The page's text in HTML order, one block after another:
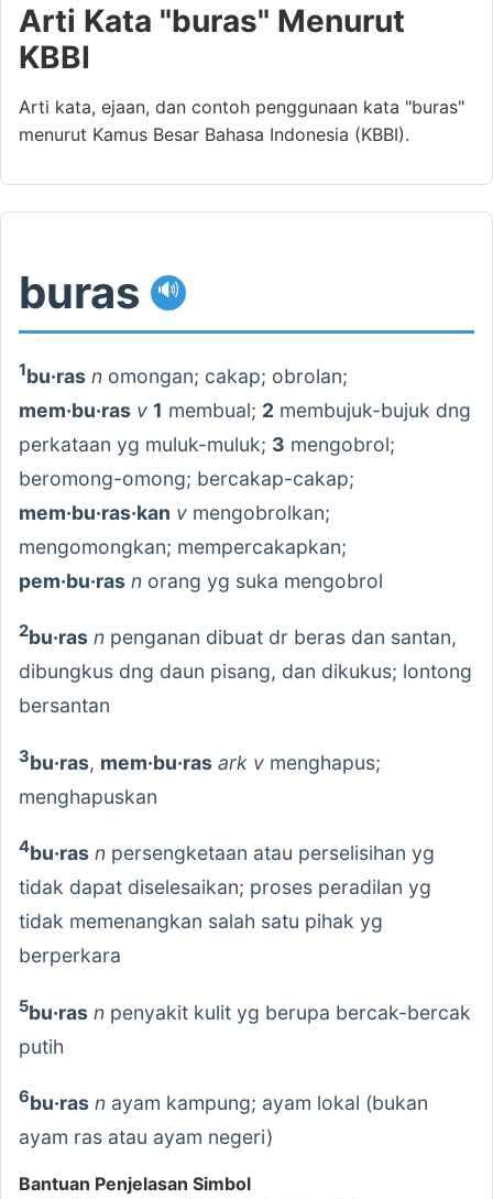
Arti Kata "buras" Menurut
KBBI
Arti kata, ejaan, dan contoh penggunaan kata "buras"
menurut Kamus Besar Bahasa Indonesia (KBBI).
buras 🔊
1bu·ras n omongan; cakap; obrolan;
mem·bu·ras v 1 membual; 2 membujuk-bujuk dng
perkataan yg muluk-muluk; 3 mengobrol;
beromong-omong; bercakap-cakap;
mem·bu·ras·kan v mengobrolkan;
mengomongkan; mempercakapkan;
pem·bu·ras n orang yg suka mengobrol
2bu·ras n penganan dibuat dr beras dan santan,
dibungkus dng daun pisang, dan dikukus; lontong
bersantan
3bu·ras, mem·bu·ras ark v menghapus;
menghapuskan
4bu·ras n persengketaan atau perselisihan yg
tidak dapat diselesaikan; proses peradilan yg
tidak memenangkan salah satu pihak yg
berperkara
5bu·ras n penyakit kulit yg berupa bercak-bercak
putih
6bu·ras n ayam kampung; ayam lokal (bukan
ayam ras atau ayam negeri)
Bantuan Penjelasan Simbol